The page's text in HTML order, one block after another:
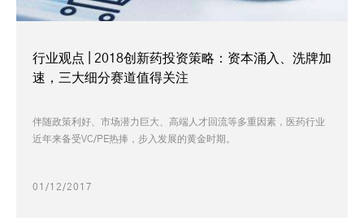
行业观点 | 2018创新药投资策略：资本涌入、洗牌加
速，三大细分赛道值得关注
伴随政策利好、市场潜力巨大、高端人才回流等多重因素，医药行业
近年来备受VC/PE热捧，步入发展的黄金时期。
01/12/2017